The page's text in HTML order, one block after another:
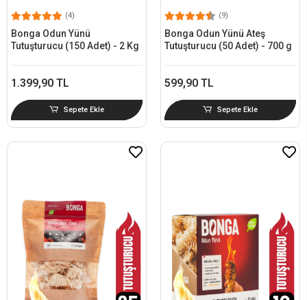
(4)
Bonga Odun Yünü
Tutuşturucu (150 Adet) - 2 Kg
1.399,90 TL
Sepete Ekle
(9)
Bonga Odun Yünü Ateş
Tutuşturucu (50 Adet) - 700 g
599,90 TL
Sepete Ekle